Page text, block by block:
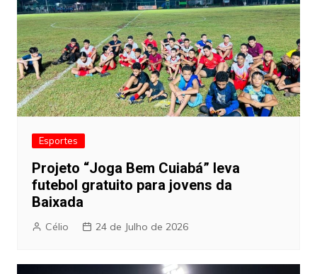
Esportes
Projeto “Joga Bem Cuiabá” leva
futebol gratuito para jovens da
Baixada
Célio 24 de Julho de 2026